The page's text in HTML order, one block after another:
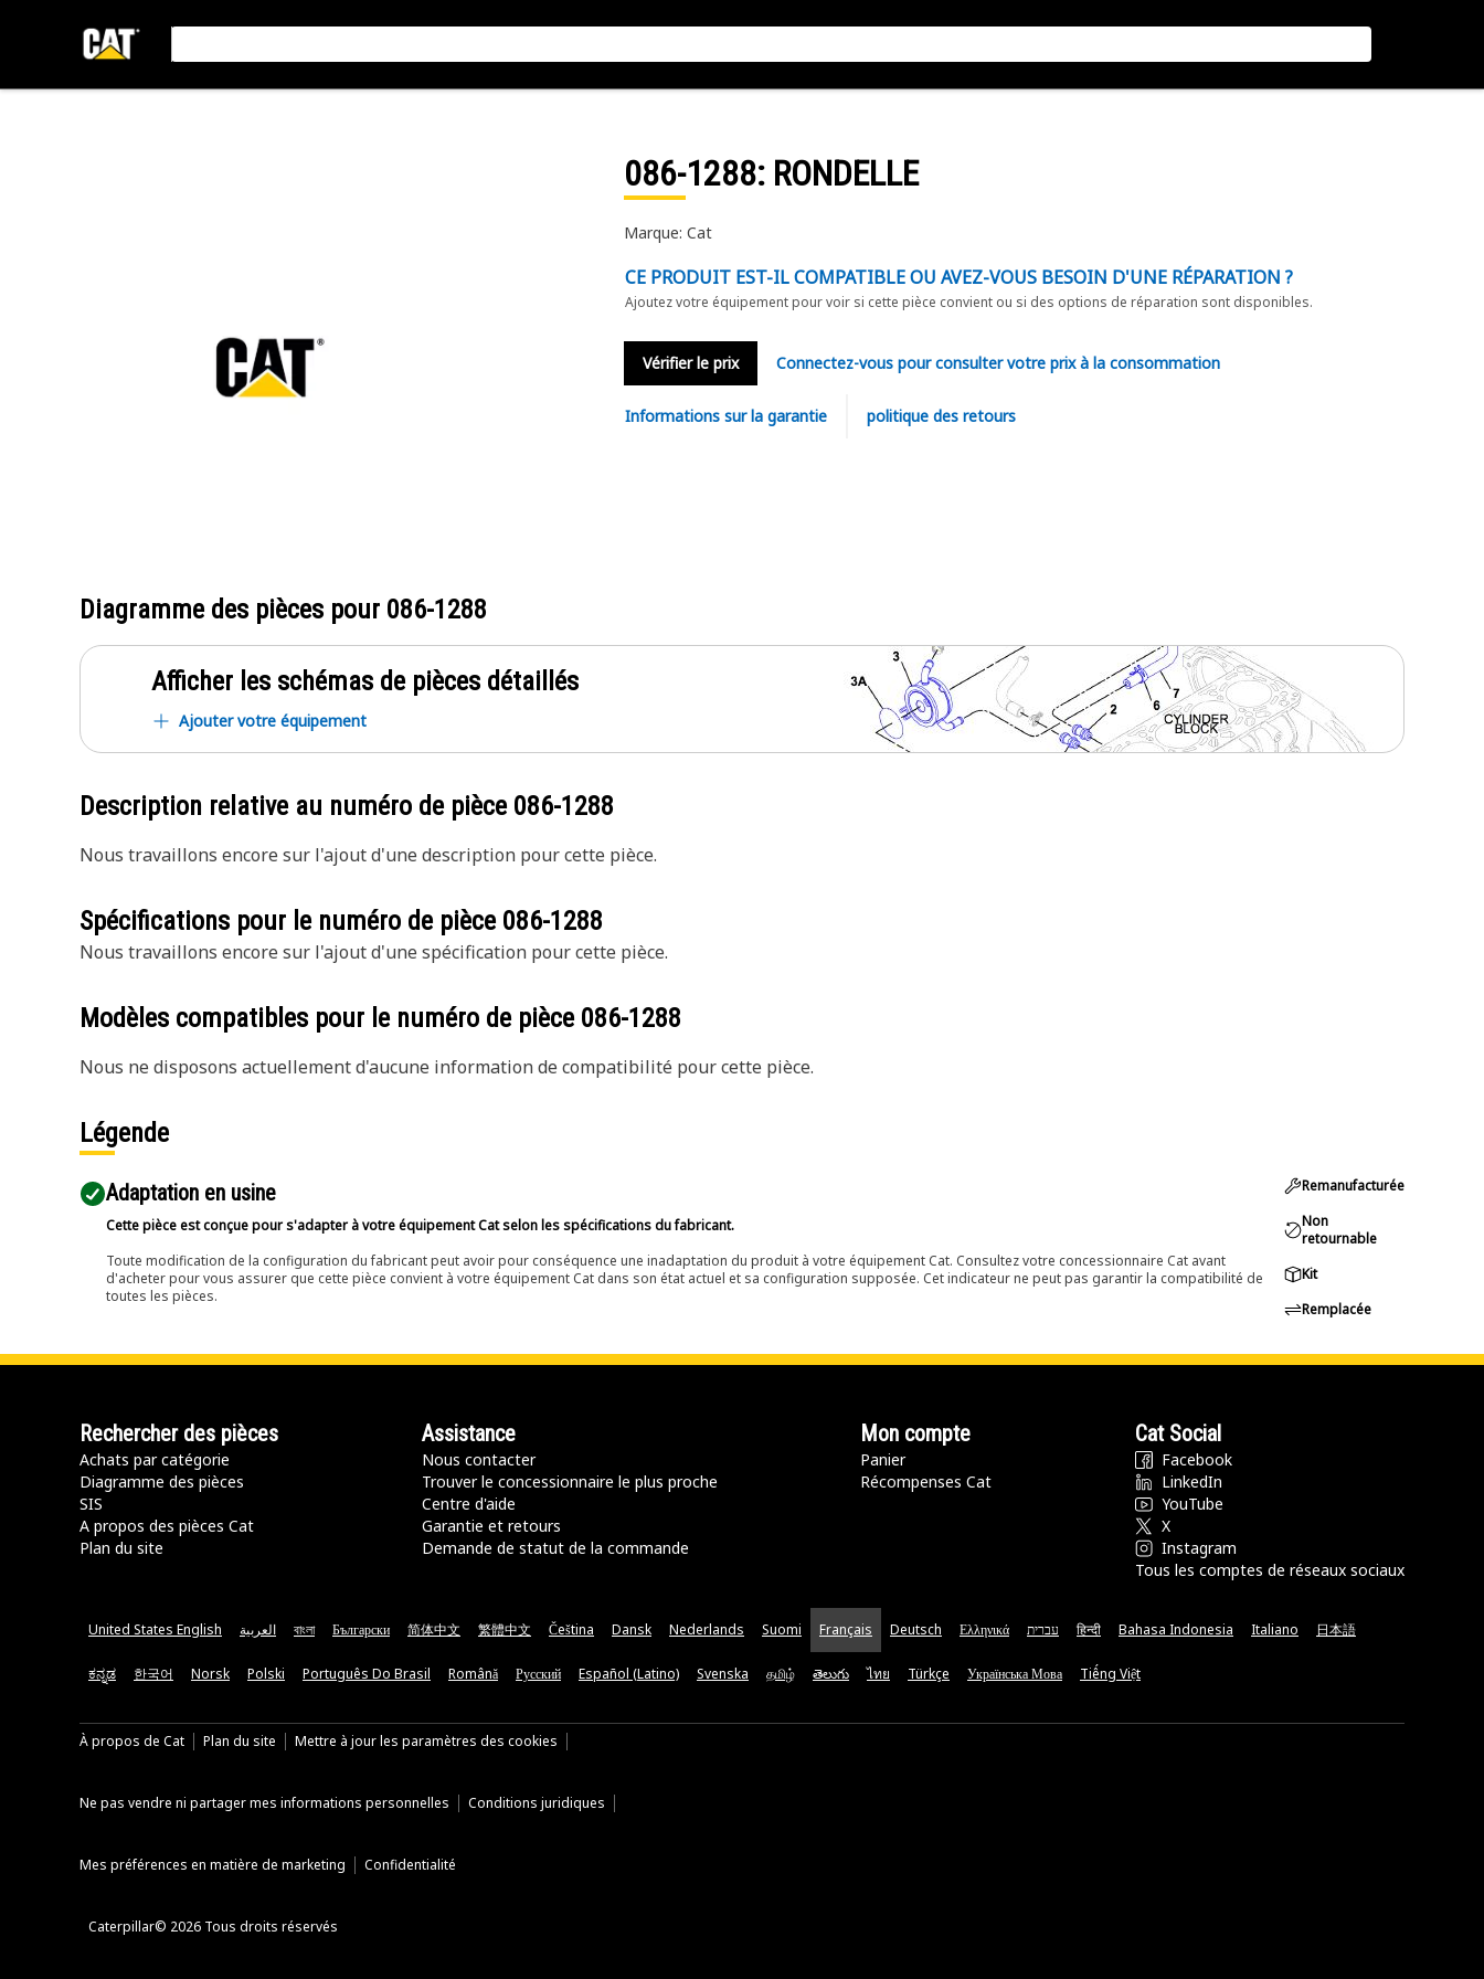
086-1288: RONDELLE
Marque: Cat
CE PRODUIT EST-IL COMPATIBLE OU AVEZ-VOUS BESOIN D'UNE RÉPARATION ?
Ajoutez votre équipement pour voir si cette pièce convient ou si des options de réparation sont disponibles.
Vérifier le prix Connectez-vous pour consulter votre prix à la consommation
Informations sur la garantie politique des retours
Diagramme des pièces pour 086-1288
Afficher les schémas de pièces détaillés
Ajouter votre équipement
Description relative au numéro de pièce 086-1288
Nous travaillons encore sur l'ajout d'une description pour cette pièce.
Spécifications pour le numéro de pièce 086-1288
Nous travaillons encore sur l'ajout d'une spécification pour cette pièce.
Modèles compatibles pour le numéro de pièce 086-1288
Nous ne disposons actuellement d'aucune information de compatibilité pour cette pièce.
Légende
Adaptation en usine
Cette pièce est conçue pour s'adapter à votre équipement Cat selon les spécifications du fabricant.
Toute modification de la configuration du fabricant peut avoir pour conséquence une inadaptation du produit à votre équipement Cat. Consultez votre concessionnaire Cat avant
d'acheter pour vous assurer que cette pièce convient à votre équipement Cat dans son état actuel et sa configuration supposée. Cet indicateur ne peut pas garantir la compatibilité de
toutes les pièces.
Remanufacturée
Non
retournable
Kit
Remplacée
Rechercher des pièces
Achats par catégorie
Diagramme des pièces
SIS
A propos des pièces Cat
Plan du site
Assistance
Nous contacter
Trouver le concessionnaire le plus proche
Centre d'aide
Garantie et retours
Demande de statut de la commande
Mon compte
Panier
Récompenses Cat
Cat Social
Facebook
LinkedIn
YouTube
X
Instagram
Tous les comptes de réseaux sociaux
United States English العربية বাংলা Български 简体中文 繁體中文 Čeština Dansk Nederlands Suomi Français Deutsch Ελληνικά עברית हिन्दी Bahasa Indonesia Italiano 日本語
ಕನ್ನಡ 한국어 Norsk Polski Português Do Brasil Română Русский Español (Latino) Svenska தமிழ் తెలుగు ไทย Türkçe Українська Мова Tiếng Việt
À propos de Cat Plan du site Mettre à jour les paramètres des cookies
Ne pas vendre ni partager mes informations personnelles Conditions juridiques
Mes préférences en matière de marketing Confidentialité
Caterpillar© 2026 Tous droits réservés